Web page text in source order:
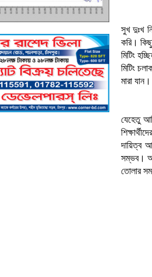
বেড়েছে ৫৫%, মৃত্যু ৪৬%
সুখ দুঃখ
করি।
মিটিং
মিটিং
মারা
যেহেতু
দায়িত্ব
সম্ভব।
তোলার